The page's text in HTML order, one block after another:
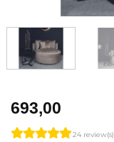
693,00
24 review(s)